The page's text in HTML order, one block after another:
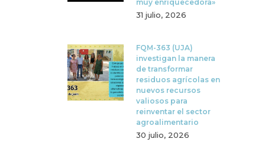
muy enriquecedora»
31 julio, 2026
FQM-363 (UJA)
investigan la manera
de transformar
residuos agrícolas en
nuevos recursos
valiosos para
reinventar el sector
agroalimentario
30 julio, 2026